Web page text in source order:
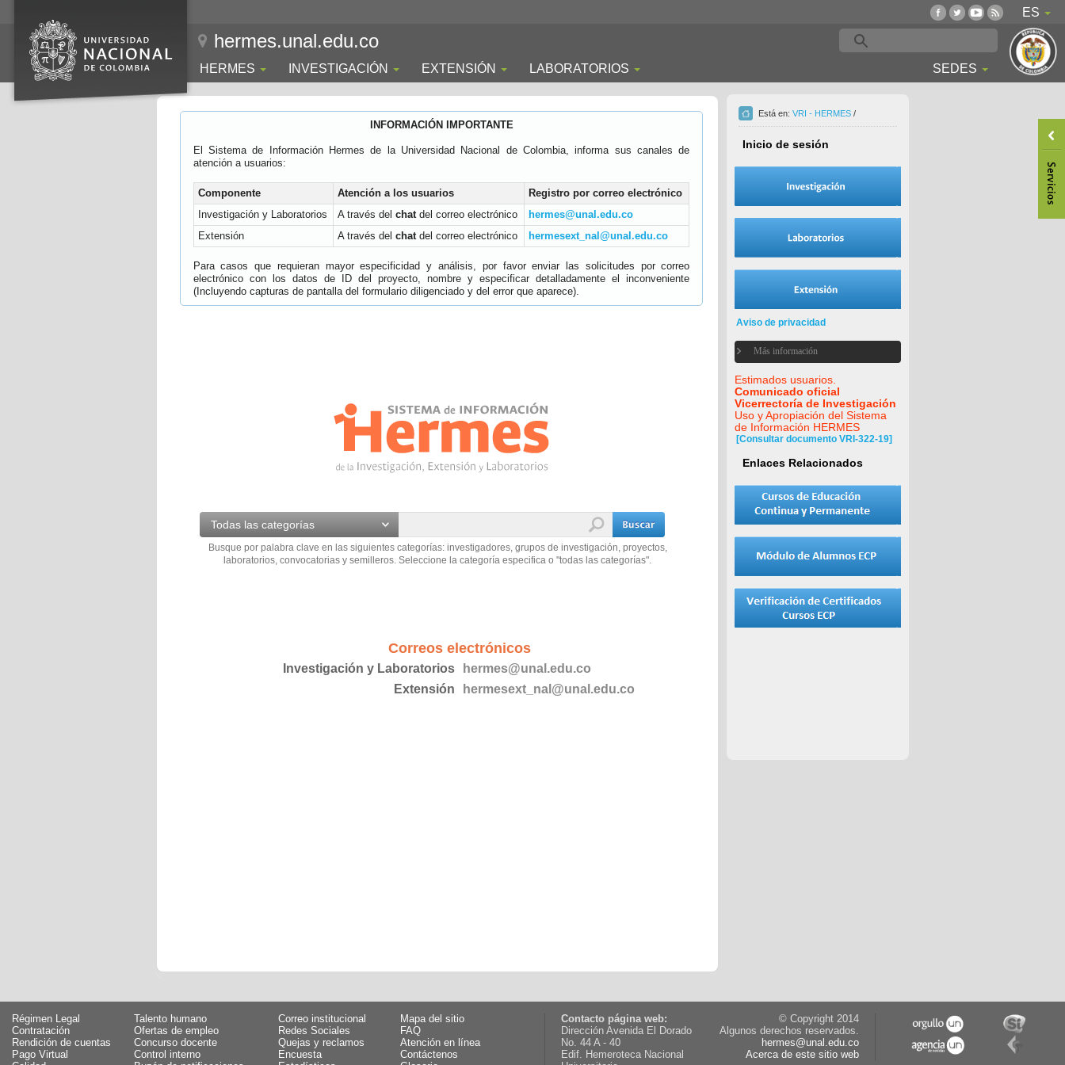
ES
hermes.unal.edu.co
HERMES INVESTIGACIÓN EXTENSIÓN LABORATORIOS SEDES
INFORMACIÓN IMPORTANTE
El Sistema de Información Hermes de la Universidad Nacional de Colombia, informa sus canales de
atención a usuarios:
Componente Atención a los usuarios
Registro por correo electrónico
Investigación y Laboratorios
A través del chatdel correo electrónico
hermes@unal.edu.co
Extensión
A través del chatdel correo electrónico hermesext_nal@unal.edu.co
Para casos que requieran mayor especificidad y análisis, por favor enviar las solicitudes por correo
electrónico con los datos de ID del proyecto, nombre y especificar detalladamente el inconveniente
(Incluyendo capturas de pantalla del formulario diligenciado y del error que aparece).
Todas las categorías
Busque por palabra clave en las siguientes categorías: investigadores, grupos de investigación, proyectos,
laboratorios, convocatorias y semilleros. Seleccione la categoría especifica o "todas las categorías".
Correos electrónicos
Investigación y Laboratorios
hermes@unal.edu.co
Extensión
hermesext_nal@unal.edu.co
Está en: VRI - HERMES /
Inicio de sesión
Aviso de privacidad
Más información
Estimados usuarios.
Comunicado oficial
Vicerrectoría de Investigación
Uso y Apropiación del Sistema
de Información HERMES
[Consultar documento VRI-322-19]
Enlaces Relacionados
Régimen Legal
Talento humano
Contratación
Ofertas de empleo
Rendición de cuentas
Concurso docente
Pago Virtual
Control interno
Correo institucional
Mapa del sitio
Redes Sociales
FAQ
Quejas y reclamos
Atención en línea
Encuesta
Contáctenos
Contacto página web:
Dirección Avenida El Dorado
No. 44 A - 40
Edif. Hemeroteca Nacional
© Copyright 2014
Algunos derechos reservados.
hermes@unal.edu.co
Acerca de este sitio web